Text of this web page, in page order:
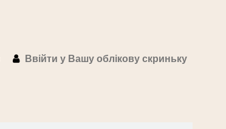
Ввійти у Вашу облікову скриньку